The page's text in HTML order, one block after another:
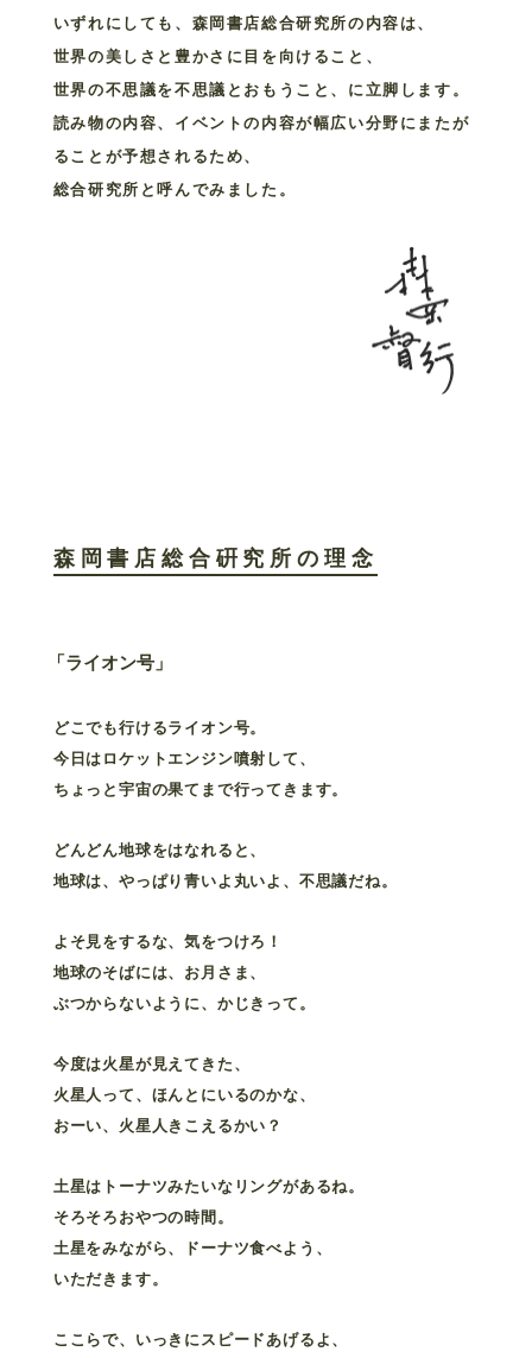
いずれにしても、森岡書店総合研究所の内容は、
世界の美しさと豊かさに目を向けること、
世界の不思議を不思議とおもうこと、に立脚します。
読み物の内容、イベントの内容が幅広い分野にまたが
ることが予想されるため、
総合研究所と呼んでみました。
森岡書店総合硏究所の理念
「ライオン号」
どこでも行けるライオン号。
今日はロケットエンジン噴射して、
ちょっと宇宙の果てまで行ってきます。
どんどん地球をはなれると、
地球は、やっぱり青いよ丸いよ、不思議だね。
よそ見をするな、気をつけろ！
地球のそばには、お月さま、
ぶつからないように、かじきって。
今度は火星が見えてきた、
火星人って、ほんとにいるのかな、
おーい、火星人きこえるかい？
土星はトーナツみたいなリングがあるね。
そろそろおやつの時間。
土星をみながら、ドーナツ食べよう、
いただきます。
ここらで、いっきにスピードあげるよ、